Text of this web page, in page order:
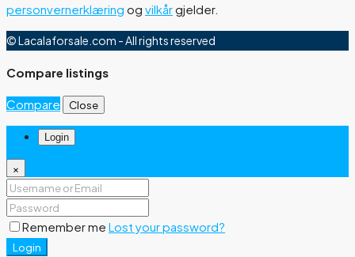
personvernerklæring og vilkårgjelder.
© Lacalaforsale.com - All rights reserved
Compare listings
Compare Close
Login
×
Remember me Lost your password?
Login